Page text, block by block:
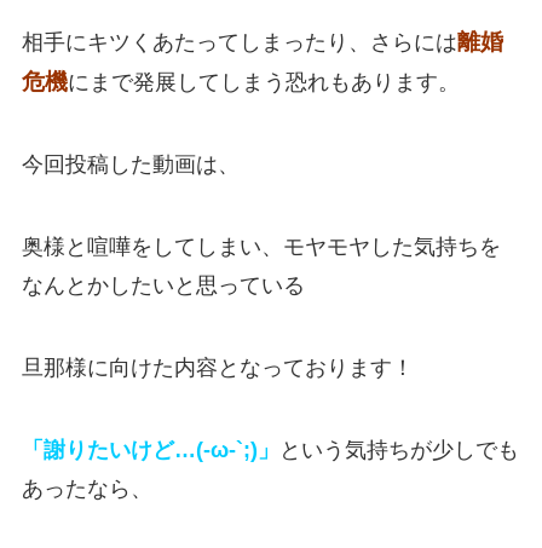
相手にキツくあたってしまったり、さらには離婚
危機にまで発展してしまう恐れもあります。
今回投稿した動画は、
奥様と喧嘩をしてしまい、モヤモヤした気持ちを
なんとかしたいと思っている
旦那様に向けた内容となっております！
「謝りたいけど…(-ω-`;) 」
という気持ちが少しでも
あったなら、